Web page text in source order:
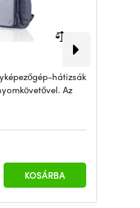
hátizsák
Az
KOSÁRBA